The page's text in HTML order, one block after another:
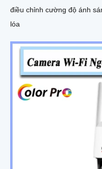
điều chỉnh cường độ ánh
lóa